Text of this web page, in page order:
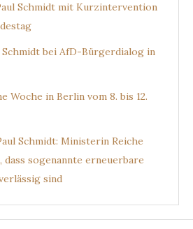
Schmidt mit Kurzintervention
Schmidt bei AfD-Bürgerdialog in
Woche in Berlin vom 8. bis 12.
Schmidt: Ministerin Reiche
dass sogenannte erneuerbare
sind